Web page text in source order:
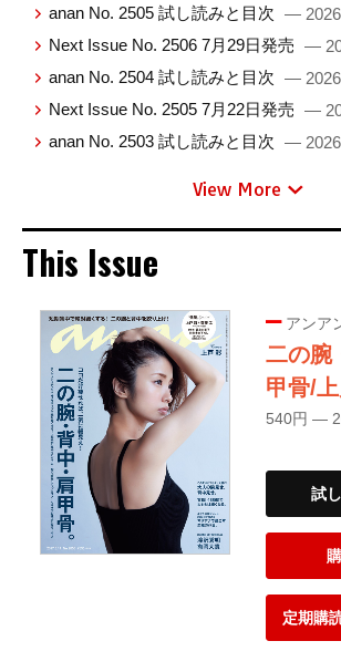
anan No. 2505 試し読みと目次 —
Next Issue No. 2506 7月29日発売 —
anan No. 2504 試し読みと目次 —
Next Issue No. 2505 7月22日発売 —
anan No. 2503 試し読みと目次 —
View More
This Issue
アンア
二の腕
甲骨/
540円 —
試
定期購